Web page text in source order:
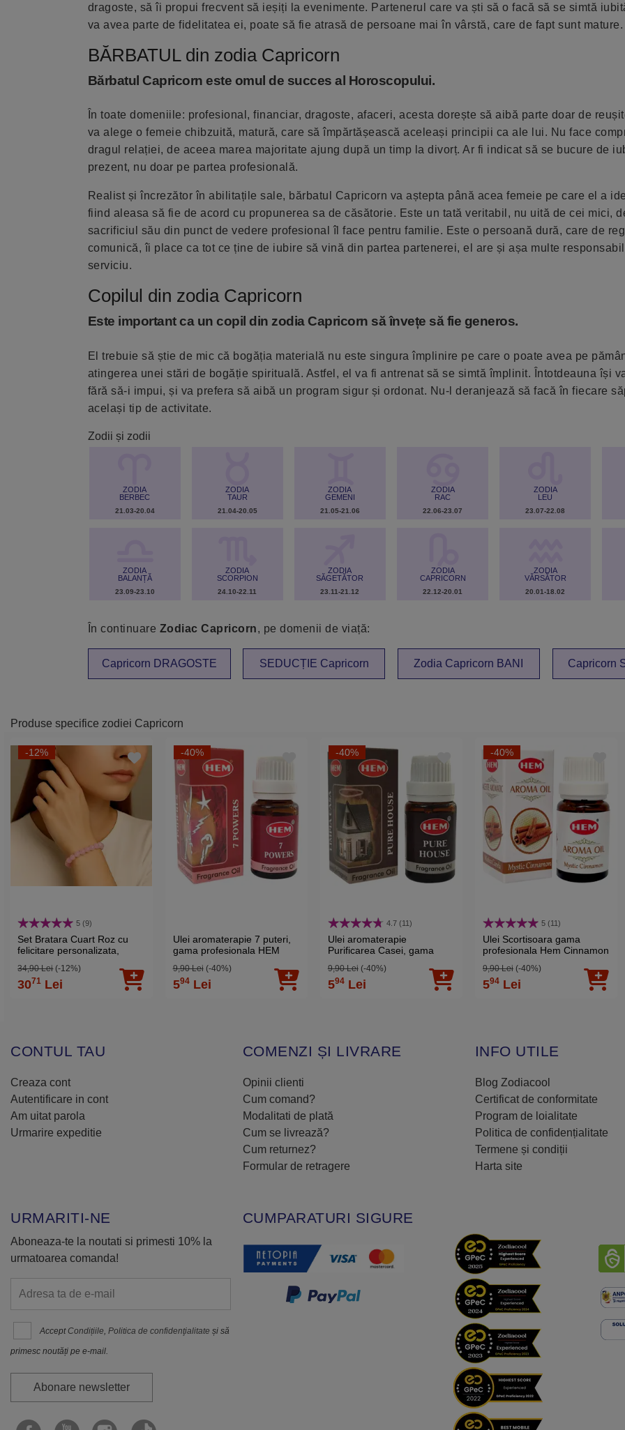
dragoste, să îi propui frecvent să ieșiți la evenimente. Partenerul care va ști să o facă să se simtă
va avea parte de fidelitatea ei, poate să fie atrasă de persoane mai în vârstă, care de fapt sunt mature.
BĂRBATUL din zodia Capricorn
Bărbatul Capricorn este omul de succes al Horoscopului.
În toate domeniile: profesional, financiar, dragoste, afaceri, acesta dorește să aibă parte doar de
va alege o femeie chibzuită, matură, care să împărtășească aceleași principii ca ale lui. Nu face
dragul relației, de aceea marea majoritate ajung după un timp la divorț. Ar fi indicat să se bucure de
prezent, nu doar pe partea profesională.
Realist și încrezător în abilitațile sale, bărbatul Capricorn va aștepta până acea femeie pe care el a
fiind aleasa să fie de acord cu propunerea sa de căsătorie. Este un tată veritabil, nu uită de cei mici,
sacrificiul său din punct de vedere profesional îl face pentru familie. Este o persoană dură, care de
comunică, îi place ca tot ce ține de iubire să vină din partea partenerei, el are și așa multe
serviciu.
Copilul din zodia Capricorn
Este important ca un copil din zodia Capricorn să învețe să fie generos.
El trebuie să știe de mic că bogăția materială nu este singura împlinire pe care o poate avea pe
atingerea unei stări de bogăție spirituală. Astfel, el va fi antrenat să se simtă împlinit. Întotdeauna își
fără să-i impui, și va prefera să aibă un program sigur și ordonat. Nu-l deranjează să facă în fiecare
același tip de activitate.
Zodii și zodii
ZODIA
BERBEC
21.03-20.04
ZODIA
TAUR
21.04-20.05
ZODIA
GEMENI
21.05-21.06
ZODIA
RAC
22.06-23.07
ZODIA
LEU
23.07-22.08
ZODIA
BALANȚĂ
23.09-23.10
ZODIA
SCORPION
24.10-22.11
ZODIA
SĂGETĂTOR
23.11-21.12
ZODIA
CAPRICORN
22.12-20.01
ZODIA
VĂRSĂTOR
20.01-18.02
În continuare Zodiac Capricorn, pe domenii de viață:
Capricorn DRAGOSTE SEDUCȚIE Capricorn Zodia Capricorn BANI Capricorn
Produse specifice zodiei Capricorn
-12%
5 (9)
Set Bratara Cuart Roz cu
felicitare personalizata,
6 mm, elastica
34,90 Lei(-12%)
3071 Lei
-40%
Ulei aromaterapie 7 puteri,
gama profesionala HEM
Powers, aroma lemnoasă,
10 ml
9,90 Lei(-40%)
594Lei
-40%
4.7 (11)
Ulei aromaterapie
Purificarea Casei, gama
fresh Mystic Pure House ,10
ml
9,90 Lei(-40%)
594Lei
-40%
5 (11)
Ulei Scortisoara gama
profesionala Hem Cinnamon
condimentat, 10 ml
9,90 Lei(-40%)
594Lei
CONTUL TAU
Creaza cont
Autentificare in cont
Am uitat parola
Urmarire expeditie
COMENZI ȘI LIVRARE
Opinii clienti
Cum comand?
Modalitati de plată
Cum se livrează?
Cum returnez?
Formular de retragere
INFO UTILE
Blog Zodiacool
Certificat de conformitate
Program de loialitate
Politica de confidențialitate
Termene și condiții
Harta site
URMARITI-NE
Aboneaza-te la noutati si primesti 10% la
urmatoarea comanda!
Accept Condițiile Politica de confidenţialitate și să
primesc noutăți pe e-mail.
Abonare newsletter
CUMPARATURI SIGURE